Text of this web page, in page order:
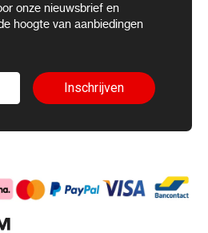
onze nieuwsbrief en
hoogte van aanbiedingen
Inschrijven